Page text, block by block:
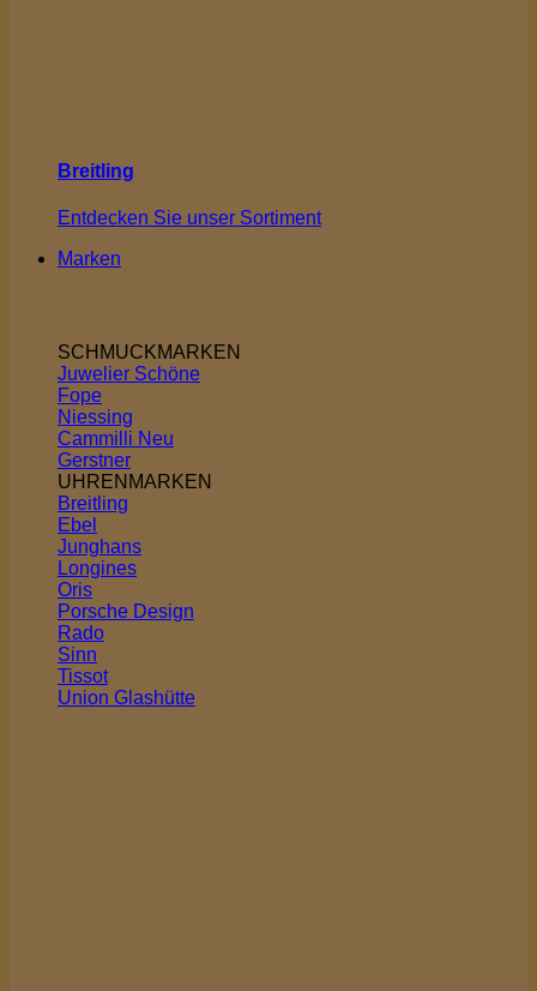
Breitling
Entdecken Sie unser Sortiment
Marken
SCHMUCKMARKEN
Juwelier Schöne
Fope
Niessing
Cammilli
Gerstner
UHRENMARKEN
Breitling
Ebel
Junghans
Longines
Oris
Porsche Design
Rado
Sinn
Tissot
Union Glashütte